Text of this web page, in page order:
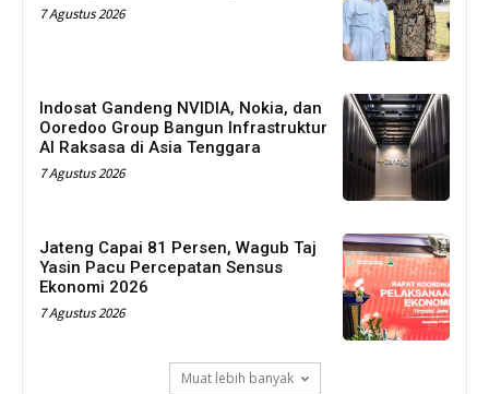
7 Agustus 2026
Indosat Gandeng NVIDIA, Nokia, dan
Ooredoo Group Bangun Infrastruktur
AI Raksasa di Asia Tenggara
7 Agustus 2026
Jateng Capai 81 Persen, Wagub Taj
Yasin Pacu Percepatan Sensus
Ekonomi 2026
7 Agustus 2026
Muat lebih banyak